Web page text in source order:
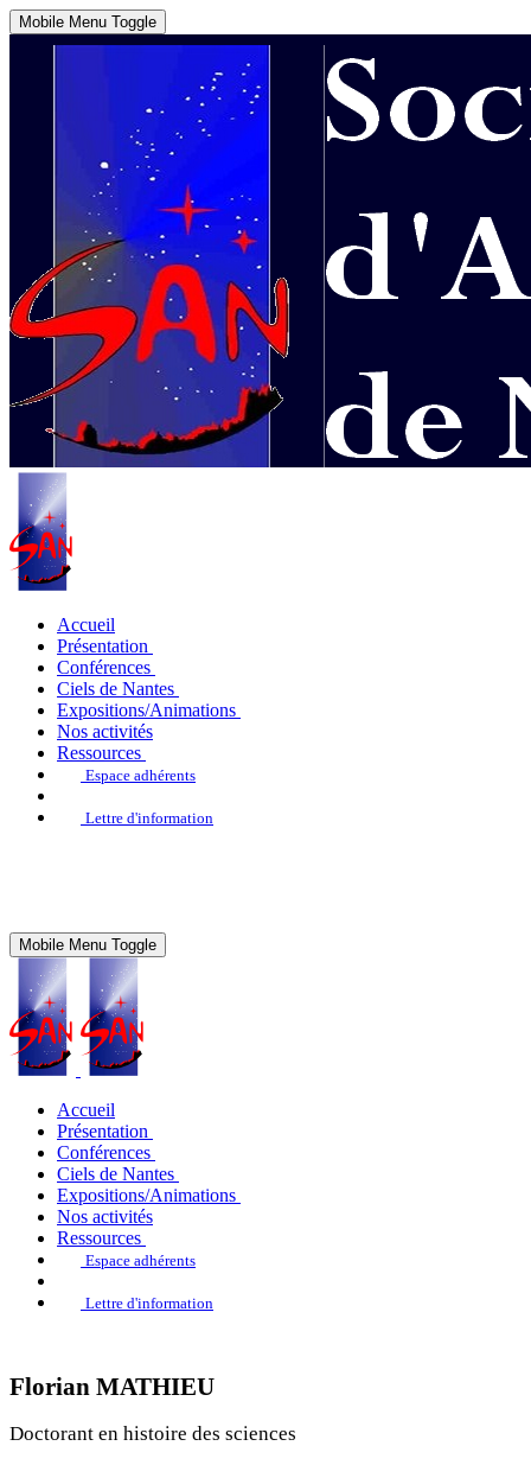
Mobile Menu Toggle
Accueil
Présentation
Conférences
Ciels de Nantes
Expositions/Animations
Nos activités
Ressources
Espace adhérents
Lettre d'information
Mobile Menu Toggle
Accueil
Présentation
Conférences
Ciels de Nantes
Expositions/Animations
Nos activités
Ressources
Espace adhérents
Lettre d'information
Florian MATHIEU
Doctorant en histoire des sciences